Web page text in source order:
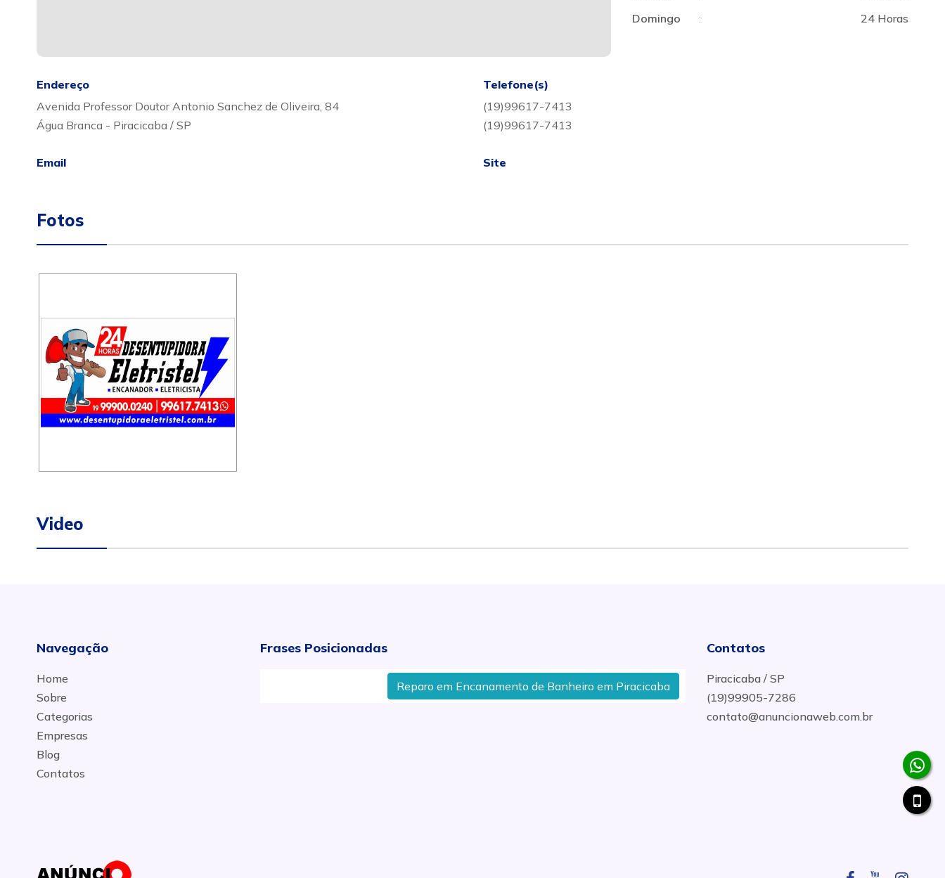
Domingo
: 24 Horas
Endereço
Avenida Professor Doutor Antonio Sanchez de Oliveira, 84
Água Branca - Piracicaba / SP
Telefone(s)
(19)99617-7413
(19)99617-7413
Email Site
Fotos
Video
Navegação
Home
Sobre
Categorias
Empresas
Blog
Contatos
Frases Posicionadas
Reparo em Encanamento de Banheiro em Piracicaba Quem Faz Limpeza de Caixa d´Água em em Rio
Contatos
Piracicaba / SP
(19)99905-7286
contato@anuncionaweb.com.br